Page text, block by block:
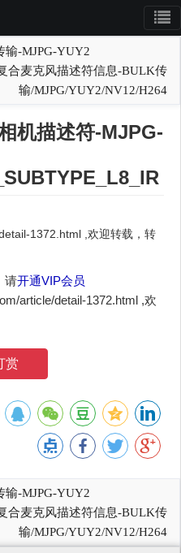
输-MJPG-YUY2
合麦克风描述符信息-BULK传
输/MJPG/YUY2/NV12/H264
机描述符-MJPG-
1372.html ,欢迎转载，转
请开通VIP会员
article/detail-1372.html ,欢
赏
输-MJPG-YUY2
合麦克风描述符信息-BULK传
输/MJPG/YUY2/NV12/H264